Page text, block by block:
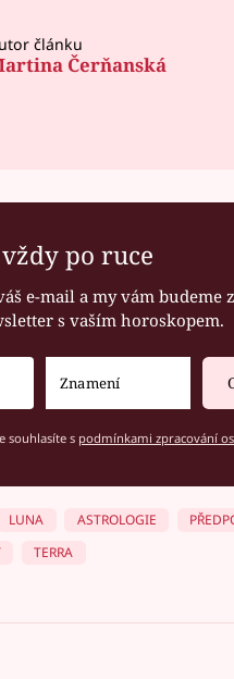
článku
Čerňanská
po ruce
e-mail a my vám budeme
s vaším horoskopem.
souhlasíte s podmínkami zpracování
LUNA ASTROLOGIE
TERRA